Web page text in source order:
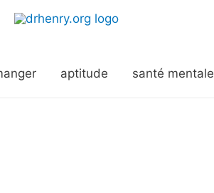
aptitude santé mentale